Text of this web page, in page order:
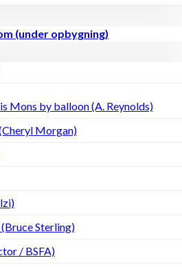
(under opbygning)
Mons by balloon (A. Reynolds)
Morgan)
Sterling)
/ BSFA)